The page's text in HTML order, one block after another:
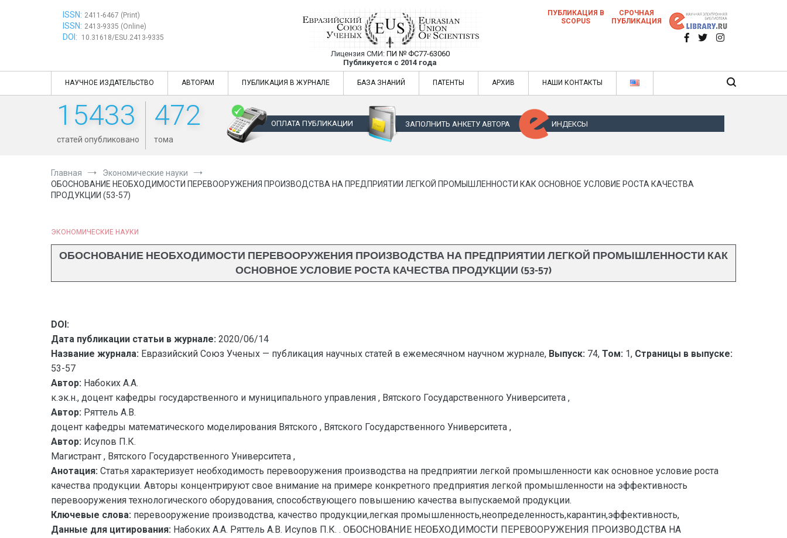
ISSN: 2411-6467 (Print)
ISSN: 2413-9335 (Online)
DOI: 10.31618/ESU.2413-9335
Евразийский Союз Ученых — публикация научных статей в ежемесячном научном
журнале
Лицензия СМИ: ПИ № ФС77-63060
Публикуется с 2014 года
Евразийский Союз Ученых — публикация научных статей в ежемесячном научном журнале
ПУБЛИКАЦИЯ В
SCOPUS
СРОЧНАЯ
ПУБЛИКАЦИЯ
НАУЧНОЕ ИЗДАТЕЛЬСТВО АВТОРАМ ПУБЛИКАЦИЯ В ЖУРНАЛЕ БАЗА ЗНАНИЙ ПАТЕНТЫ АРХИВ НАШИ КОНТАКТЫ
15433
статей опубликовано
472
тома
ОПЛАТА ПУБЛИКАЦИИ ЗАПОЛНИТЬ АНКЕТУ АВТОРА ИНДЕКСЫ
Главная
Экономические науки
ОБОСНОВАНИЕ НЕОБХОДИМОСТИ ПЕРЕВООРУЖЕНИЯ ПРОИЗВОДСТВА НА ПРЕДПРИЯТИИ ЛЕГКОЙ ПРОМЫШЛЕННОСТИ КАК ОСНОВНОЕ УСЛОВИЕ РОСТА КАЧЕСТВА
ПРОДУКЦИИ (53-57)
ЭКОНОМИЧЕСКИЕ НАУКИ
ОБОСНОВАНИЕ НЕОБХОДИМОСТИ ПЕРЕВООРУЖЕНИЯ ПРОИЗВОДСТВА НА ПРЕДПРИЯТИИ ЛЕГКОЙ ПРОМЫШЛЕННОСТИ КАК
ОСНОВНОЕ УСЛОВИЕ РОСТА КАЧЕСТВА ПРОДУКЦИИ (53-57)
DOI:
Дата публикации статьи в журнале: 2020/06/14
Название журнала: Евразийский Союз Ученых — публикация научных статей в ежемесячном научном журнале, Выпуск: 74, Том: 1, Страницы в выпуске:
53-57
Автор: Набоких А.А.
к.эк.н., доцент кафедры государственного и муниципального управления , Вятского Государственного Университета ,
Автор: Ряттель А.В.
доцент кафедры математического моделирования Вятского , Вятского Государственного Университета ,
Автор: Исупов П.К.
Магистрант , Вятского Государственного Университета ,
Анотация: Статья характеризует необходимость перевооружения производства на предприятии легкой промышленности как основное условие роста
качества продукции. Авторы концентрируют свое внимание на примере конкретного предприятия легкой промышленности на эффективность
перевооружения технологического оборудования, способствующего повышению качества выпускаемой продукции.
Ключевые слова: перевооружение производства, качество продукции,легкая промышленность,неопределенность,карантин,эффективность,
Данные для цитирования: Набоких А.А. Ряттель А.В. Исупов П.К. . ОБОСНОВАНИЕ НЕОБХОДИМОСТИ ПЕРЕВООРУЖЕНИЯ ПРОИЗВОДСТВА НА